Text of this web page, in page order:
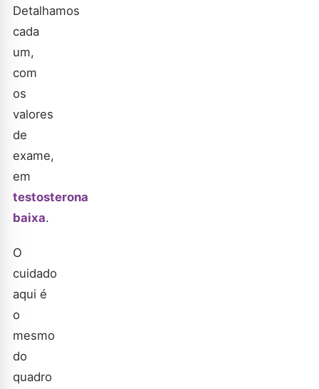
Detalhamos
cada
um,
com
os
valores
de
exame,
em
testosterona
baixa.
O
cuidado
aqui é
o
mesmo
do
quadro